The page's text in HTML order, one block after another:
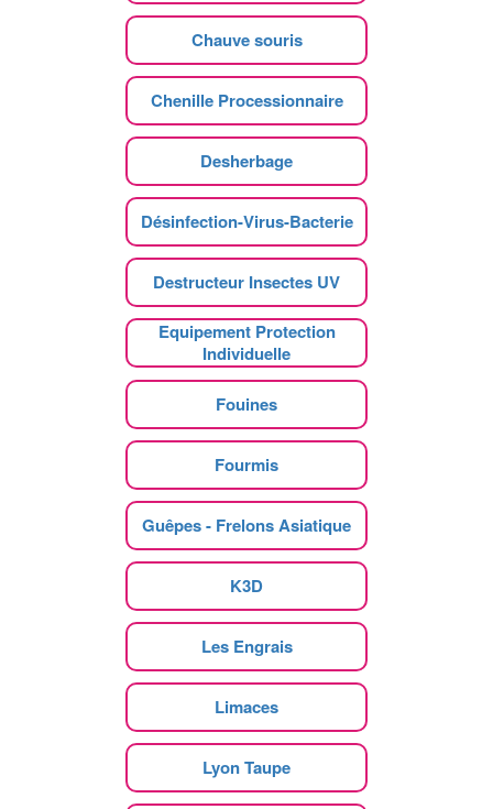
Chauve souris
Chenille Processionnaire
Desherbage
Désinfection-Virus-Bacterie
Destructeur Insectes UV
Equipement Protection
Individuelle
Fouines
Fourmis
Guêpes - Frelons Asiatique
K3D
Les Engrais
Limaces
Lyon Taupe